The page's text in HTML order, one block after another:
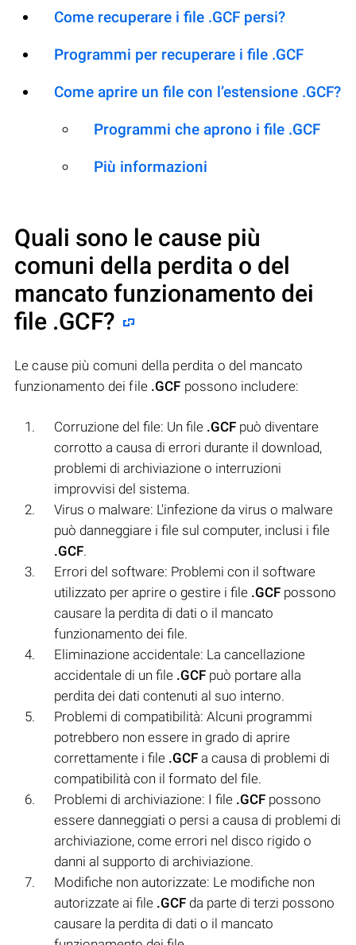
Come recuperare i file .GCF persi?
Programmi per recuperare i file .GCF
Come aprire un file con l’estensione .GCF?
Programmi che aprono i file .GCF
Più informazioni
Quali sono le cause più
comuni della perdita o del
mancato funzionamento dei
file .GCF?
Le cause più comuni della perdita o del mancato
funzionamento dei file .GCF possono includere:
Corruzione del file: Un file .GCF può diventare
corrotto a causa di errori durante il download,
problemi di archiviazione o interruzioni
improvvisi del sistema.
Virus o malware: L'infezione da virus o malware
può danneggiare i file sul computer, inclusi i file
.GCF.
Errori del software: Problemi con il software
utilizzato per aprire o gestire i file .GCF possono
causare la perdita di dati o il mancato
funzionamento dei file.
Eliminazione accidentale: La cancellazione
accidentale di un file .GCF può portare alla
perdita dei dati contenuti al suo interno.
Problemi di compatibilità: Alcuni programmi
potrebbero non essere in grado di aprire
correttamente i file .GCF a causa di problemi di
compatibilità con il formato del file.
Problemi di archiviazione: I file .GCF possono
essere danneggiati o persi a causa di problemi di
archiviazione, come errori nel disco rigido o
danni al supporto di archiviazione.
Modifiche non autorizzate: Le modifiche non
autorizzate ai file .GCF da parte di terzi possono
causare la perdita di dati o il mancato